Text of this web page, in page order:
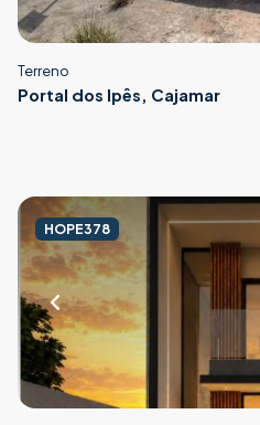
Terreno
Portal dos Ipês, Cajamar
HOPE378